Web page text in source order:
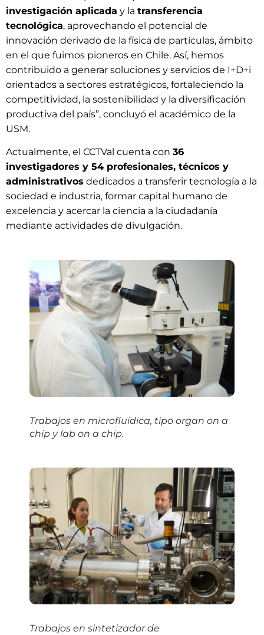
investigación aplicada y la transferencia
tecnológica, aprovechando el potencial de
innovación derivado de la física de partículas, ámbito
en el que fuimos pioneros en Chile. Así, hemos
contribuido a generar soluciones y servicios de I+D+i
orientados a sectores estratégicos, fortaleciendo la
competitividad, la sostenibilidad y la diversificación
productiva del país”, concluyó el académico de la
USM.
Actualmente, el CCTVal cuenta con 36
investigadores y 54 profesionales, técnicos y
administrativos dedicados a transferir tecnología a la
sociedad e industria, formar capital humano de
excelencia y acercar la ciencia a la ciudadanía
mediante actividades de divulgación.
Trabajos en microfluídica, tipo organ on a
chip ylab on a chip.
Trabajos en sintetizador de